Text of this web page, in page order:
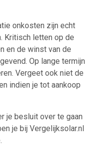
onkosten zijn echt
Kritisch letten op de
en de winst van de
Op lange termijn
Vergeet ook niet de
indien je tot aankoop
je besluit over te gaan
je bij Vergelijksolar.nl